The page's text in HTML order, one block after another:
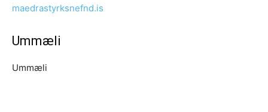
maedrastyrksnefnd.is
Ummæli
Ummæli